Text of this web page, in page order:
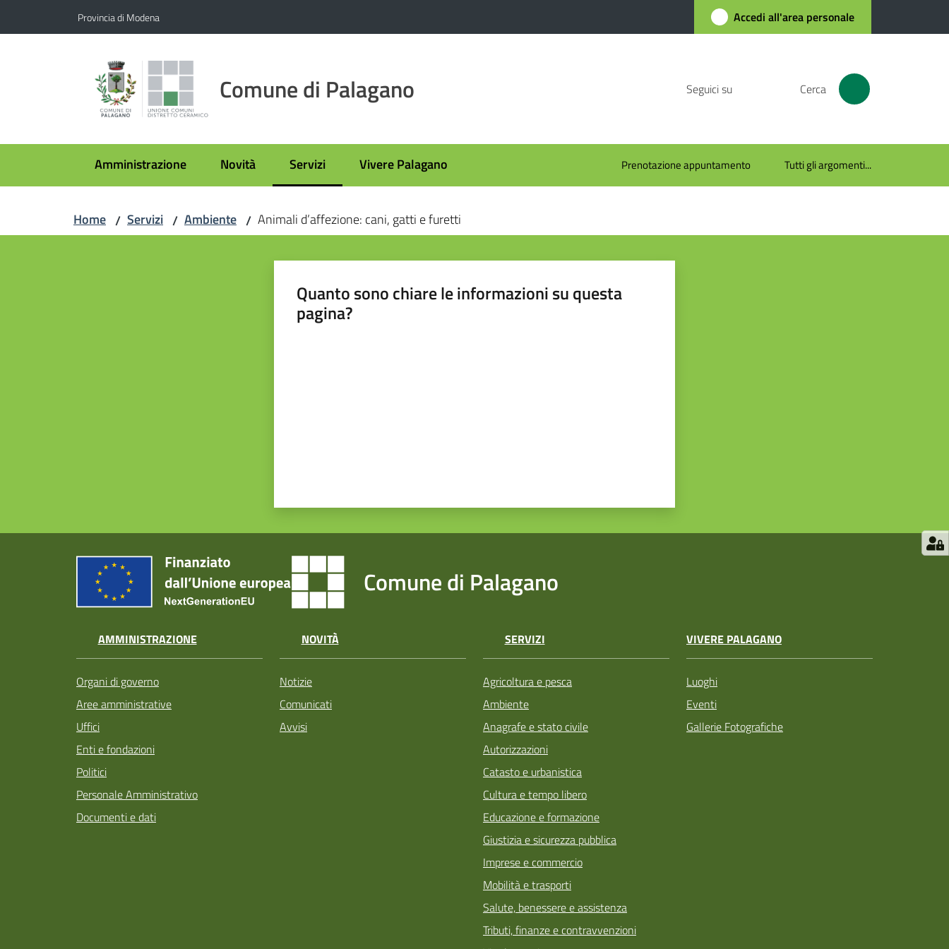
Provincia di Modena Accedi all'area personale
Comune di Palagano Seguici su Cerca
Amministrazione Novità Servizi
Menu selezionatoVivere Palagano Prenotazione appuntamento Tutti gli argomenti...
Home / Servizi / Ambiente / Animali d’affezione: cani, gatti e furetti
Quanto sono chiare le informazioni su questa
pagina?
Comune di Palagano
AMMINISTRAZIONE
Organi di governo
Aree amministrative
Uffici
Enti e fondazioni
Politici
Personale Amministrativo
Documenti e dati
NOVITÀ
Notizie
Comunicati
Avvisi
SERVIZI
Agricoltura e pesca
Ambiente
Anagrafe e stato civile
Autorizzazioni
Catasto e urbanistica
Cultura e tempo libero
Educazione e formazione
Giustizia e sicurezza pubblica
Imprese e commercio
Mobilità e trasporti
Salute, benessere e assistenza
Tributi, finanze e contravvenzioni
VIVERE PALAGANO
Luoghi
Eventi
Gallerie Fotografiche